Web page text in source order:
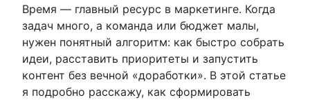
Время — главный ресурс в маркетинге. Когда
задач много, а команда или бюджет малы,
нужен понятный алгоритм: как быстро собрать
идеи, расставить приоритеты и запустить
контент без вечной «доработки». В этой статье
я подробно расскажу, как сформировать